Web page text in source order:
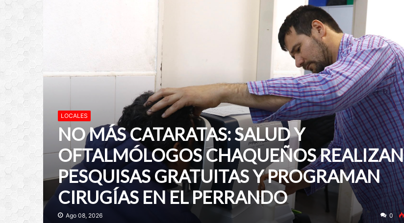
LOCALES
NO MÁS CATARATAS: SALUD Y
OFTALMÓLOGOS CHAQUEÑOS REALIZAN
PESQUISAS GRATUITAS Y PROGRAMAN
CIRUGÍAS EN EL PERRANDO
Ago 08, 2026 0